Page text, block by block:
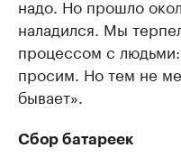
надо. Но прошло
наладился. Мы
процессом с
просим. Но тем не
бывает».
Сбор батареек